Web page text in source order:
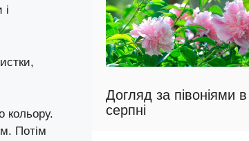
і
кольору.
Потім
Догляд за півоніями в
серпні